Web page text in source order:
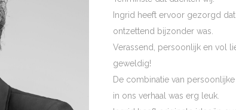
Ingrid heeft ervoor gezorgd
ontzettend bijzonder was.
Verassend, persoonlijk en vol
geweldig!
De combinatie van
in ons verhaal was erg leuk.